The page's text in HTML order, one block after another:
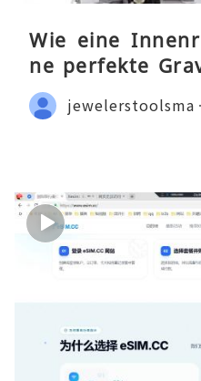
Wie eine
ne perfekte
gen ermöglicht
jewelerstoolsma